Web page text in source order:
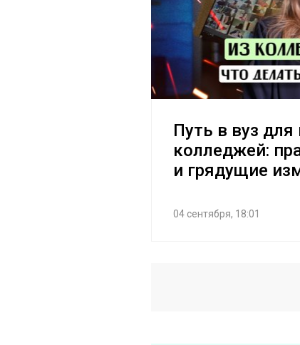
Путь в вуз
колледжей:
и грядущие
04 сентября, 18:01